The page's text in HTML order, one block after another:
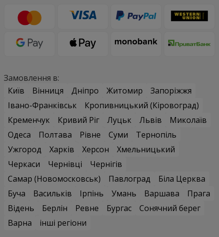
Замовлення в:
Київ
Вінниця Дніпро Житомир
Запоріжжя
Івано-Франківськ
Кропивницький (Кіровоград)
Кременчук
Кривий Ріг Луцьк Львів
Миколаїв
Одеса
Полтава Рівне Суми
Тернопіль
Ужгород
Харків Херсон
Хмельницький
Черкаси
Чернівці
Чернігів
Самар (Новомосковськ)
Павлоград
Біла Церква
Буча
Васильків Ірпінь Умань Варшава
Прага
Відень
Берлін Ревне Бургас
Сонячний берег
Варна
інші регіони